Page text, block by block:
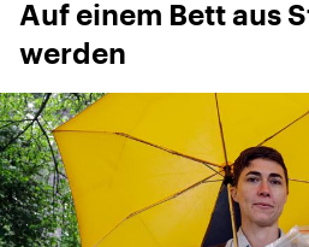
Auf einem Bett aus
werden